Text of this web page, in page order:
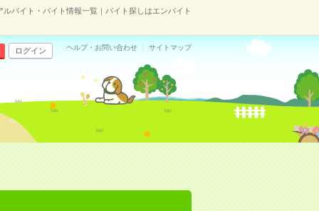
バイト・バイト情報一覧｜バイト探しはエンバイト
ログイン ヘルプ・お問い合わせ サイトマップ